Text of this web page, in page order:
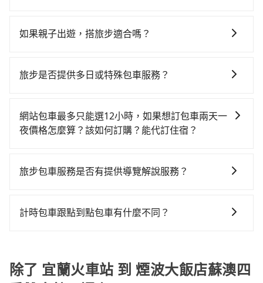
基本的車型，如Toyota Yaris、Prius C、Vios這類乘坐
就是車況，打開車門才發現仍有上一組乘客遺留的垃圾
一位用戶卻遲遲尚未歸還，又或者要還車時卻偏偏找不
到停車位，對於急著用車或者要載其他乘客的人來說就
你的上下車地點仍有段距離，在遇到下雨天或者載行李
宜蘭縣僅有合法計程車約750輛，計程車密度為雙北的
約有47%會採現場議價，建議最好先上網預約，以免當
及計程車司機不跳錶計費的風險，如你們人數在五人以
上，分坐兩台計程車就不太方便，反而能事先預約且品
擇： 預算：不同交通工具價格不同，可先確定您的預
比較寬鬆且不介意耗時轉乘可選大眾運輸或較貴的計程
車。 時間：需在特定時間到達目的地可選包車或計程
車，不趕時間即可選用大眾運輸。 便利性：需要便利性
如果親子出遊，搭旅步適合嗎？
椅及兒童用增高墊供您選購(租借300元/個)，讓您和孩子
旅步是否提供多日或特殊包車服務？
專人回覆您。
網站包車最多只能選12小時，如果想訂包車兩天一
夜價格怎麼算？該如何訂購？能代訂住宿？
需要連續兩天的包車服務，可以在官網上分開預定兩天
旅步包車服務是否有提供導覽解說服務？
需要導覽服務，可事先透過電子郵件
計時包車跟點到點包車有什麼不同？
費，通常以每小時為單位，客戶可以根據自己的需要預
定一定時間的包車服務。這種服務適用於需要在城市內
除了 宜蘭火車站 到 煙波大飯店蘇澳四